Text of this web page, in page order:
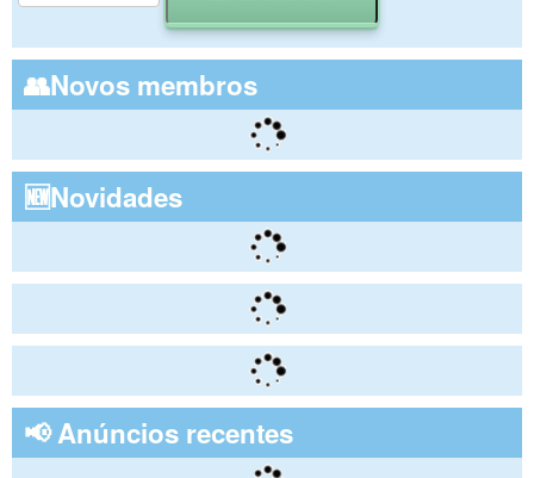
👥Novos membros
🆕Novidades
📢 Anúncios recentes